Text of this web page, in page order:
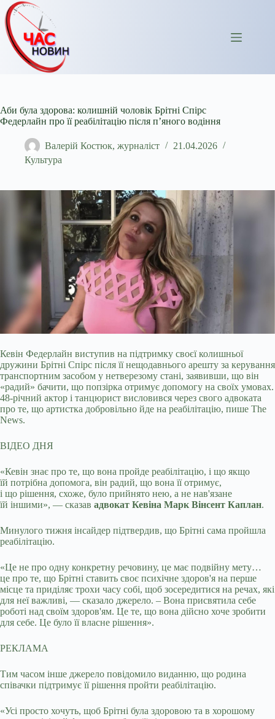
Перейти
до
вмісту
Аби була здорова: колишній чоловік Брітні Спірс
Федерлайн про її реабілітацію після п’яного водіння
Валерій Костюк, журналіст
21.04.2026
Культура
Кевін Федерлайн виступив на підтримку своєї колишньої
дружини Брітні Спірс після її нещодавнього арешту за керування
транспортним засобом у нетверезому стані, заявивши, що він
«радий» бачити, що попзірка отримує допомогу на своїх умовах.
48-річний актор і танцюрист висловився через свого адвоката
про те, що артистка добровільно йде на реабілітацію, пише The
News.
ВІДЕО ДНЯ
«Кевін знає про те, що вона пройде реабілітацію, і що якщо
їй потрібна допомога, він радий, що вона її отримує,
і що рішення, схоже, було прийнято нею, а не нав'язане
їй іншими», — сказав адвокат Кевіна Марк Вінсент Каплан.
Минулого тижня інсайдер підтвердив, що Брітні сама пройшла
реабілітацію.
«Це не про одну конкретну речовину, це має подвійну мету…
це про те, що Брітні ставить своє психічне здоров'я на перше
місце та приділяє трохи часу собі, щоб зосередитися на речах, які
для неї важливі, — сказало джерело. – Вона присвятила себе
роботі над своїм здоров'ям. Це те, що вона дійсно хоче зробити
для себе. Це було її власне рішення».
РЕКЛАМА
Тим часом інше джерело повідомило виданню, що родина
співачки підтримує її рішення пройти реабілітацію.
«Усі просто хочуть, щоб Брітні була здоровою та в хорошому